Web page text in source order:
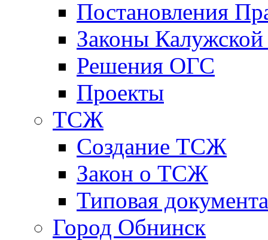
Постановления
Законы Калужской
Решения ОГС
Проекты
ТСЖ
Создание ТСЖ
Закон о ТСЖ
Типовая
Город Обнинск